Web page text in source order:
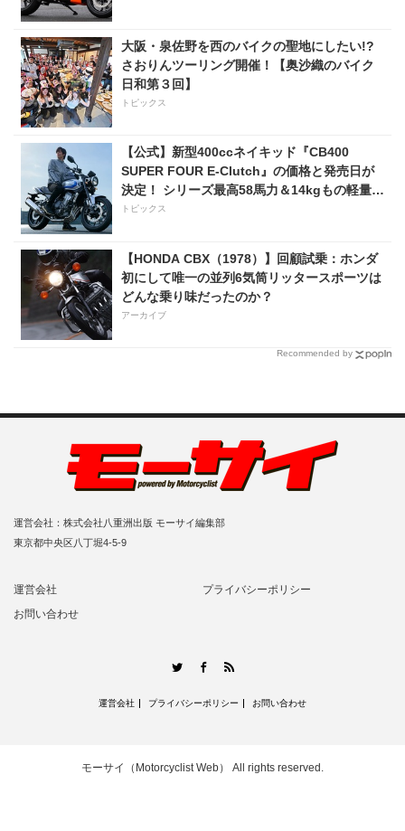
大阪・泉佐野を西のバイクの聖地にしたい!?
さおりんツーリング開催！【奥沙織のバイク
日和第３回】
トピックス
【公式】新型400ccネイキッド『CB400
SUPER FOUR E-Clutch』の価格と発売日が
決定！ シリーズ最高58馬力＆14kgもの軽量
化!? 完全に「旧CB400SF」を超えた!?
トピックス
【HONDA CBX（1978）】回顧試乗：ホンダ
初にして唯一の並列6気筒リッタースポーツは
どんな乗り味だったのか？
アーカイブ
Recommended by
運営会社：株式会社八重洲出版 モーサイ編集部
東京都中央区八丁堀4-5-9
運営会社
プライバシーポリシー
お問い合わせ
TwitterFacebook
運営会社 プライバシーポリシー お問い合わせ
モーサイ（Motorcyclist Web） All rights reserved.